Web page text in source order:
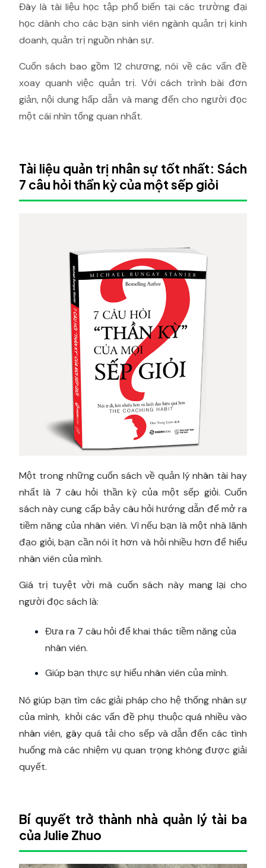
Đây là tài liệu học tập phổ biến tại các trường đại
học dành cho các bạn sinh viên ngành quản trị kinh
doanh, quản trị nguồn nhân sự.
Cuốn sách bao gồm 12 chương, nói về các vấn đề
xoay quanh việc quản trị. Với cách trình bài đơn
giản, nội dung hấp dẫn và mang đến cho người đọc
một cái nhìn tổng quan nhất.
Tài liệu quản trị nhân sự tốt nhất: Sách
7 câu hỏi thần kỳ của một sếp giỏi
Một trong những cuốn sách về quản lý nhân tài hay
nhất là 7 câu hỏi thần kỳ của một sếp giỏi. Cuốn
sách này cung cấp bảy câu hỏi hướng dẫn để mở ra
tiềm năng của nhân viên. Vì nếu bạn là một nhà lãnh
đạo giỏi, bạn cần nói ít hơn và hỏi nhiều hơn để hiểu
nhân viên của mình.
Giá trị tuyệt vời mà cuốn sách này mang lại cho
người đọc sách là:
Đưa ra 7 câu hỏi để khai thác tiềm năng của
nhân viên.
Giúp bạn thực sự hiểu nhân viên của mình.
Nó giúp bạn tìm các giải pháp cho hệ thống nhân sự
của mình, khỏi các vấn đề phụ thuộc quá nhiều vào
nhân viên, gây quá tải cho sếp và dẫn đến các tình
huống mà các nhiệm vụ quan trọng không được giải
quyết.
Bí quyết trở thành nhà quản lý tài ba
của Julie Zhuo